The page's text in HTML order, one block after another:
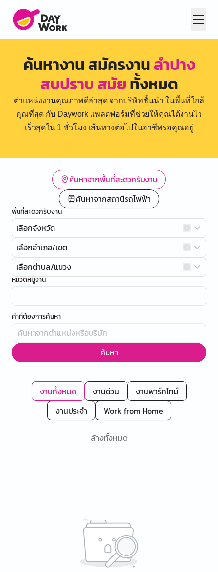
ค้นหางาน สมัครงานลำปาง
สบปราบ สมัยทั้งหมด
ตำแหน่งงานคุณภาพดีล่าสุด จากบริษัทชั้นนำ ในพื้นที่ใกล้
คุณที่สุด กับ Daywork แพลตฟอร์มที่ช่วยให้คุณได้งานไว
เร็วสุดใน 1 ชั่วโมง เส้นทางต่อไปในอาชีพรอคุณอยู่
ค้นหาจากพื้นที่สะดวกรับงาน
ค้นหาจากสถานีรถไฟฟ้า
พื้นที่สะดวกรับงาน
เลือกจังหวัด
เลือกอำเภอ/เขต
เลือกตำบล/แขวง
หมวดหมู่งาน
คำที่ต้องการค้นหา
ค้นหา
งานทั้งหมด งานด่วน
งานพาร์ทไทม์
งานประจำ
Work from Home
ล้างทั้งหมด